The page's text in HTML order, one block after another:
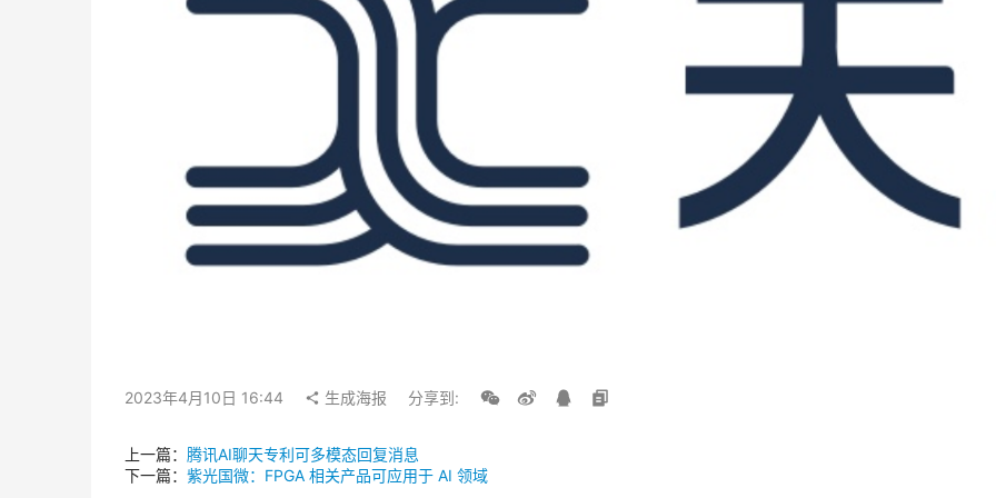
2023年4月10日 16:44 生成海报 分享到:
上一篇： 腾讯AI聊天专利可多模态回复消息
下一篇： 紫光国微：FPGA 相关产品可应用于 AI 领域